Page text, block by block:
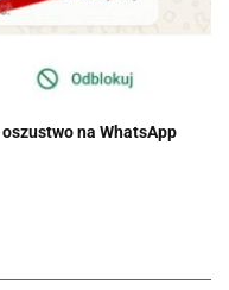
na WhatsApp